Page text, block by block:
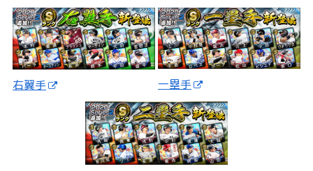
右翼手 一塁手